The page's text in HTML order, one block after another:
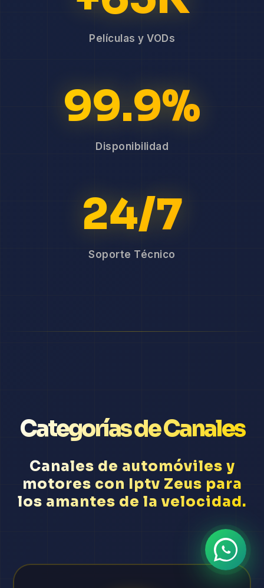
Películas y VODs
99.9%
Disponibilidad
24/7
Soporte Técnico
Categorías de Canales
Canales de automóviles y
motores con Iptv Zeus para
los amantes de la velocidad.